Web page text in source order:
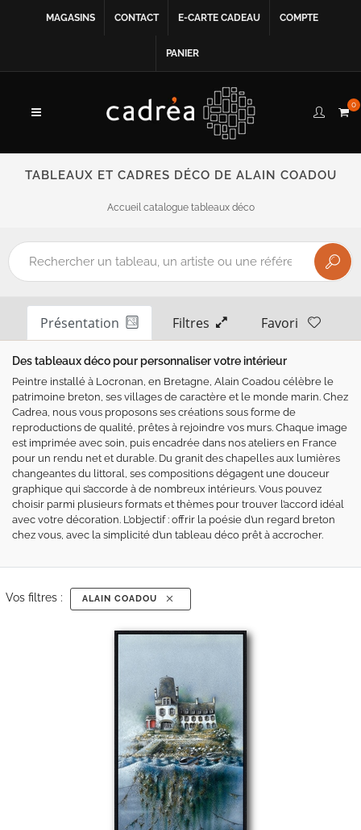
MAGASINS CONTACT E-CARTE CADEAU COMPTE
PANIER
0
TABLEAUX ET CADRES DÉCO DE ALAIN COADOU
Accueil catalogue tableaux déco
Présentation Filtres Favori
Des tableaux déco pour personnaliser votre intérieur
Peintre installé à Locronan, en Bretagne, Alain Coadou célèbre le
patrimoine breton, ses villages de caractère et le monde marin. Chez
Cadrea, nous vous proposons ses créations sous forme de
reproductions de qualité, prêtes à rejoindre vos murs. Chaque image
est imprimée avec soin, puis encadrée dans nos ateliers en France
pour un rendu net et durable. Du granit des chapelles aux lumières
changeantes du littoral, ses compositions dégagent une douceur
graphique qui s’accorde à de nombreux intérieurs. Vous pouvez
choisir parmi plusieurs formats et thèmes pour trouver l’accord idéal
avec votre décoration. L’objectif : offrir la poésie d’un regard breton
chez vous, avec la simplicité d’un tableau déco prêt à accrocher.
Vos filtres : ALAIN COADOU